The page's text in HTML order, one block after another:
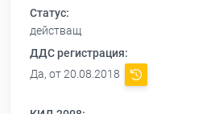
Статус:
действащ
ДДС регистрация:
Да, от 20.08.2018